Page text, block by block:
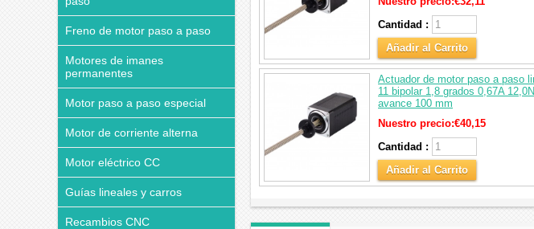
Freno de motor paso a paso
Motores de imanes
permanentes
Motor paso a paso especial
Motor de corriente alterna
Motor eléctrico CC
Guías lineales y carros
Recambios CNC
Cantidad :
Añadir al Carrito
Actuador de motor paso a paso
11 bipolar 1,8 grados 0,67A
avance 100 mm
Nuestro precio:€40,15
Cantidad :
Añadir al Carrito